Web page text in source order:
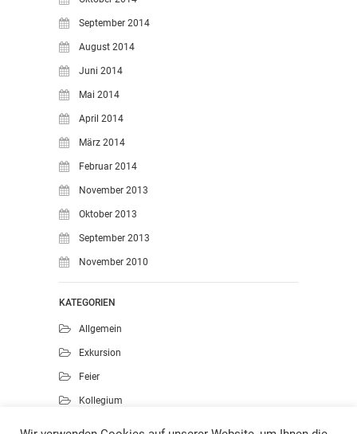
September 2014
August 2014
Juni 2014
Mai 2014
April 2014
März 2014
Februar 2014
November 2013
Oktober 2013
September 2013
November 2010
KATEGORIEN
Allgemein
Exkursion
Feier
Kollegium